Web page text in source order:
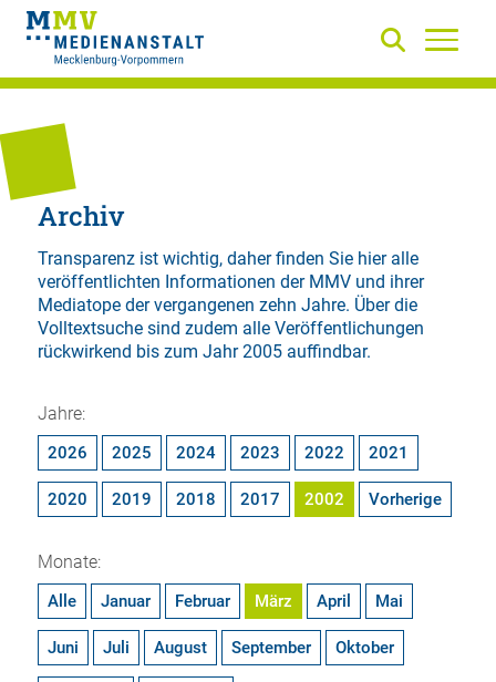
Archiv
Transparenz ist wichtig, daher finden Sie hier alle
veröffentlichten Informationen der MMV und ihrer
Mediatope der vergangenen zehn Jahre. Über die
Volltextsuchesind zudem alle Veröffentlichungen
rückwirkend bis zum Jahr 2005 auffindbar.
Jahre:
2026 2025 2024 2023 2022 2021
2020 2019 2018 2017 2002 Vorherige
Monate:
Alle Januar Februar März April Mai
Juni Juli August September Oktober